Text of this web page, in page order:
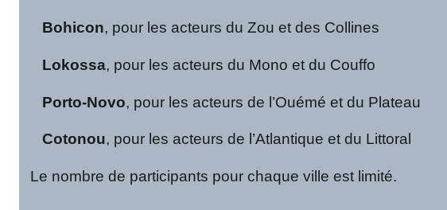
Bohicon, pour les acteurs du Zou et des Collines
Lokossa, pour les acteurs du Mono et du Couffo
Porto-Novo, pour les acteurs de l’Ouémé et du Plateau
Cotonou, pour les acteurs de l’Atlantique et du Littoral
Le nombre de participants pour chaque ville est limité.